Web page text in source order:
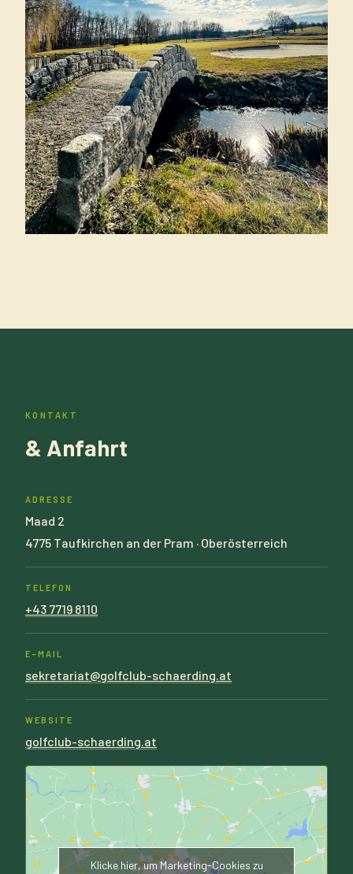
KONTAKT
& Anfahrt
ADRESSE
Maad 2
4775 Taufkirchen an der Pram · Oberösterreich
TELEFON
+43 7719 8110
E-MAIL
sekretariat@golfclub-schaerding.at
WEBSITE
golfclub-schaerding.at
Klicke hier, um Marketing-Cookies zu